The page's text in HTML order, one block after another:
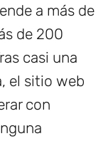
a más de
de 200
casi una
el sitio web
con